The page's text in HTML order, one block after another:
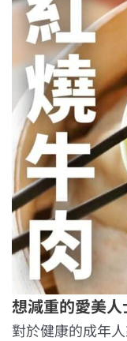
想減重的愛美人
對於健康的成年